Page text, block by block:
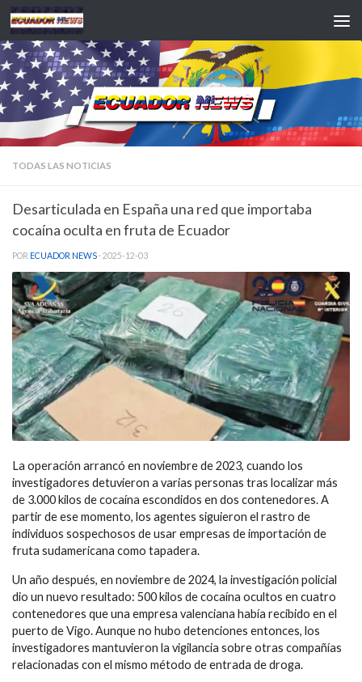
Saltar al contenido
TODAS LAS NOTICIAS
Desarticulada en España una red que importaba
cocaína oculta en fruta de Ecuador
POR ECUADOR NEWS · 2025-12-03
La operación arrancó en noviembre de 2023, cuando los
investigadores detuvieron a varias personas tras localizar más
de 3.000 kilos de cocaína escondidos en dos contenedores. A
partir de ese momento, los agentes siguieron el rastro de
individuos sospechosos de usar empresas de importación de
fruta sudamericana como tapadera.
Un año después, en noviembre de 2024, la investigación policial
dio un nuevo resultado: 500 kilos de cocaína ocultos en cuatro
contenedores que una empresa valenciana había recibido en el
puerto de Vigo. Aunque no hubo detenciones entonces, los
investigadores mantuvieron la vigilancia sobre otras compañías
relacionadas con el mismo método de entrada de droga.